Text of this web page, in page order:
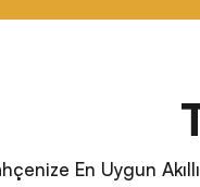
En Uygun